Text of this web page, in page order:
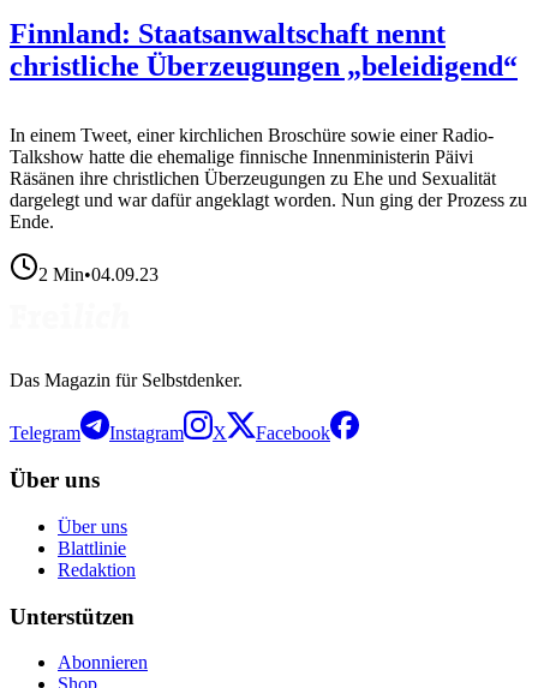
Finnland: Staatsanwaltschaft nennt
christliche Überzeugungen „beleidigend“
In einem Tweet, einer kirchlichen Broschüre sowie einer Radio-
Talkshow hatte die ehemalige finnische Innenministerin Päivi
Räsänen ihre christlichen Überzeugungen zu Ehe und Sexualität
dargelegt und war dafür angeklagt worden. Nun ging der Prozess zu
Ende.
2 Min•04.09.23
Das Magazin für Selbstdenker.
Telegram Instagram X Facebook
Über uns
Über uns
Blattlinie
Redaktion
Unterstützen
Abonnieren